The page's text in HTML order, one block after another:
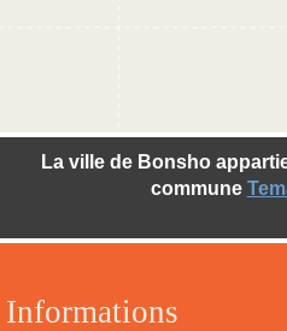
Informations
La ville de Bonsho
commune